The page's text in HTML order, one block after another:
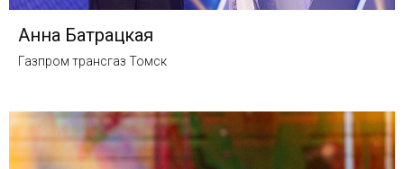
Анна Батрацкая
Газпром трансгаз Томск